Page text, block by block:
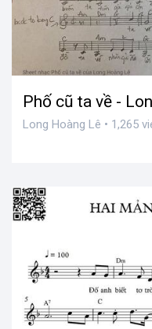
Phố cũ ta về -
Long Hoàng Lê • 1,265